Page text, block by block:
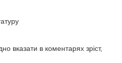
вказати в коментарях зріст,